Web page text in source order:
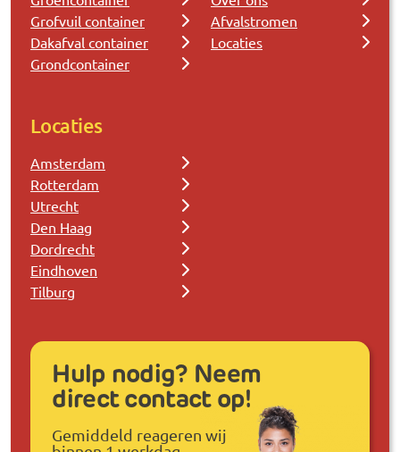
Grofvuil container
Dakafval container
Grondcontainer
Afvalstromen
Locaties
Locaties
Amsterdam
Rotterdam
Utrecht
Den Haag
Dordrecht
Eindhoven
Tilburg
Hulp nodig? Neem
direct contact op!
Gemiddeld reageren wij